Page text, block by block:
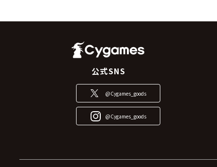
公式SNS
@Cygames_goods
@Cygames_goods